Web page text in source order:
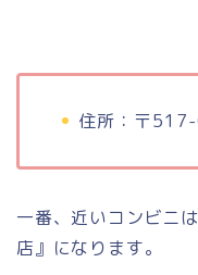
住所：〒
一番、近いコンビニ
店』になります。